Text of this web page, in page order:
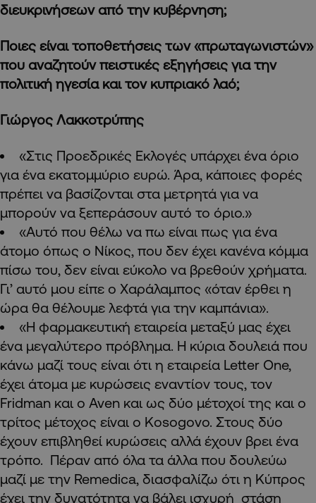
διευκρινήσεων από την κυβέρνηση;
Ποιες είναι τοποθετήσεις των «πρωταγωνιστών»
που αναζητούν πειστικές εξηγήσεις για την
πολιτική ηγεσία και τον κυπριακό λαό;
Γιώργος Λακκοτρύπης
«Στις Προεδρικές Εκλογές υπάρχει ένα όριο
για ένα εκατομμύριο ευρώ. Άρα, κάποιες φορές
πρέπει να βασίζονται στα μετρητά για να
μπορούν να ξεπεράσουν αυτό το όριο.»
«Αυτό που θέλω να πω είναι πως για ένα
άτομο όπως ο Νίκος, που δεν έχει κανένα κόμμα
πίσω του, δεν είναι εύκολο να βρεθούν χρήματα.
Γι’ αυτό μου είπε ο Χαράλαμπος «όταν έρθει η
ώρα θα θέλουμε λεφτά για την καμπάνια».
«Η φαρμακευτική εταιρεία μεταξύ μας έχει
ένα μεγαλύτερο πρόβλημα. Η κύρια δουλειά που
κάνω μαζί τους είναι ότι η εταιρεία Letter One,
έχει άτομα με κυρώσεις εναντίον τους, τον
Fridman και ο Aven και ως δύο μέτοχοί της και ο
τρίτος μέτοχος είναι ο Kosogovo. Στους δύο
έχουν επιβληθεί κυρώσεις αλλά έχουν βρει ένα
τρόπο. Πέραν από όλα τα άλλα που δουλεύω
μαζί με την Remedica, διασφαλίζω ότι η Κύπρος
έχει την δυνατότητα να βάλει ισχυρή στάση